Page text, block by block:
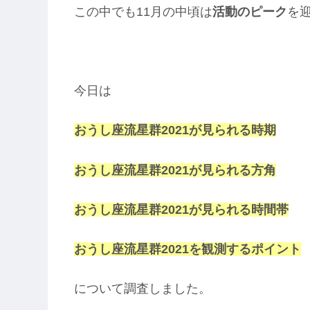
この中でも11月の中頃は活動のピーク を
今日は
おうし座流星群2021が見られる時期
おうし座流星群2021が見られる方角
おうし座流星群2021が見られる時間帯
おうし座流星群2021を観測するポイント
について調査しました。